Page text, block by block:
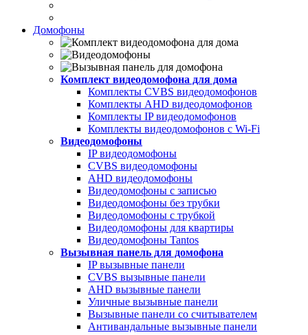
Домофоны
Комплект видеодомофона для дома
Комплекты CVBS видеодомофонов
Комплекты AHD видеодомофонов
Комплекты IP видеодомофонов
Комплекты видеодомофонов с Wi-Fi
Видеодомофоны
IP видеодомофоны
CVBS видеодомофоны
AHD видеодомофоны
Видеодомофоны с записью
Видеодомофоны без трубки
Видеодомофоны с трубкой
Видеодомофоны для квартиры
Видеодомофоны Tantos
Вызывная панель для домофона
IP вызывные панели
CVBS вызывные панели
AHD вызывные панели
Уличные вызывные панели
Вызывные панели со считывателем
Антивандальные вызывные панели